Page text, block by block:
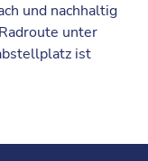
und nachhaltig
unter
ist